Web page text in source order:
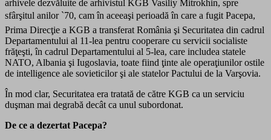
arhivele dezvăluite de arhivistul KGB Vasiliy Mitrokhin, spre
sfârşitul anilor `70, cam în aceeaşi perioadă în care a fugit Pacepa,
Prima Direcţie a KGB a transferat România şi Securitatea din cadrul
Departamentului al 11-lea pentru cooperare cu servicii socialiste
frăţeşti, în cadrul Departamentului al 5-lea, care includea statele
NATO, Albania şi Iugoslavia, toate fiind ţinte ale operaţiunilor ostile
de intelligence ale sovieticilor şi ale statelor Pactului de la Varşovia.
În mod clar, Securitatea era tratată de către KGB ca un serviciu
duşman mai degrabă decât ca unul subordonat.
De ce a dezertat Pacepa?